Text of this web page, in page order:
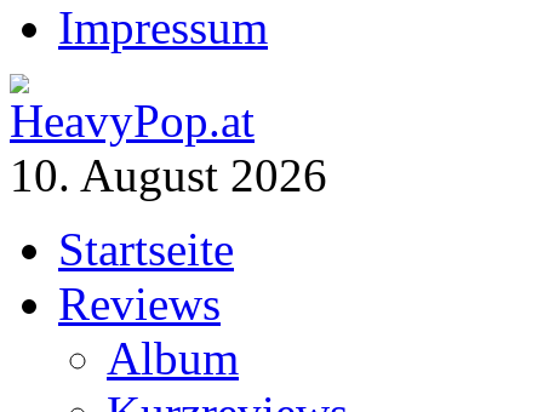
Impressum
10. August 2026
Startseite
Reviews
Album